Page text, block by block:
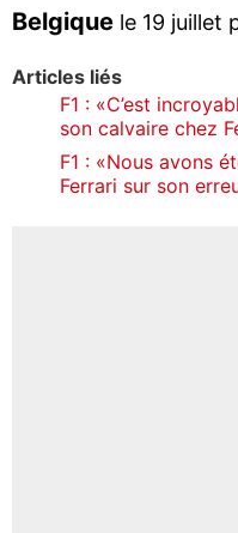
Belgique le 19 juillet
Articles liés
F1 : «C’est
son calvaire chez
F1 : «Nous avons
Ferrari sur son